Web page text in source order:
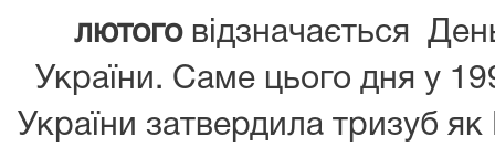
лютоговідзначається
України. Саме цього дня у
України затвердила тризуб